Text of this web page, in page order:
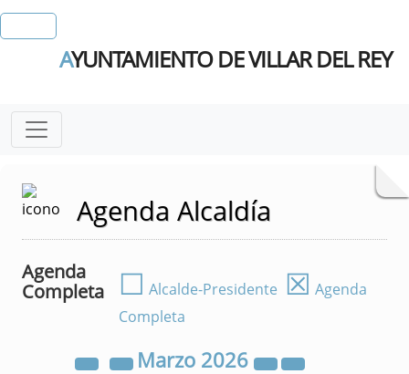
AYUNTAMIENTO DE VILLAR DEL REY
Agenda Alcaldía
Agenda
Completa
☐ Alcalde-Presidente ☒ Agenda
Completa
Marzo 2026